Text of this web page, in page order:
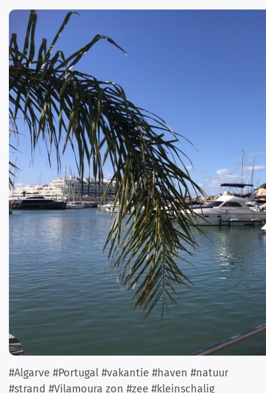
#Algarve #Portugal #vakantie #haven #natuur
#strand #Vilamoura zon #zee #kleinschalig